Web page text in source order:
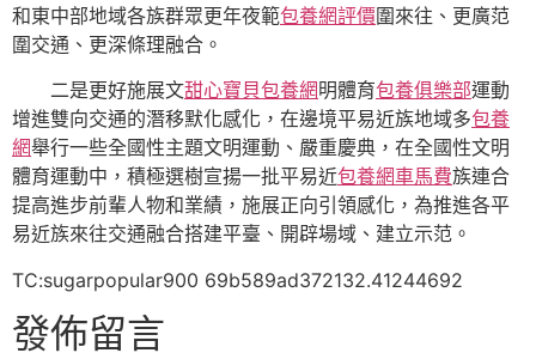
和東中部地域各族群眾更年夜範包養網評價圍來往、更廣范
圍交通、更深條理融合。
二是更好施展文甜心寶貝包養網明體育包養俱樂部運動
增進雙向交通的潛移默化感化，在邊境平易近族地域多包養
網舉行一些全國性主題文明運動、嚴重慶典，在全國性文明
體育運動中，積極選樹宣揚一批平易近包養網車馬費族連合
提高進步前輩人物和業績，施展正向引領感化，為推進各平
易近族來往交通融合搭建平臺、開辟場域、建立示范。
TC:sugarpopular900 69b589ad372132.41244692
發佈留言